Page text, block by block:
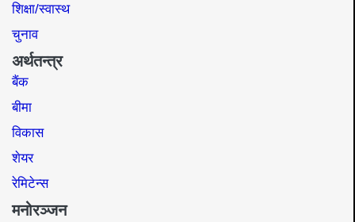
शिक्षा/स्वास्थ
चुनाव
अर्थतन्त्र
बैंक
बीमा
विकास
शेयर
रेमिटेन्स
मनोरञ्जन